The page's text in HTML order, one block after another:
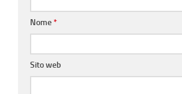
Nome*
Sito web